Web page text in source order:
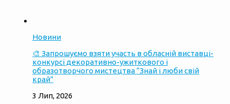
Новини
🎨 Запрошуємо взяти участь в обласній виставці-
конкурсі декоративно-ужиткового і
образотворчого мистецтва “Знай і люби свій
край”
3 Лип, 2026